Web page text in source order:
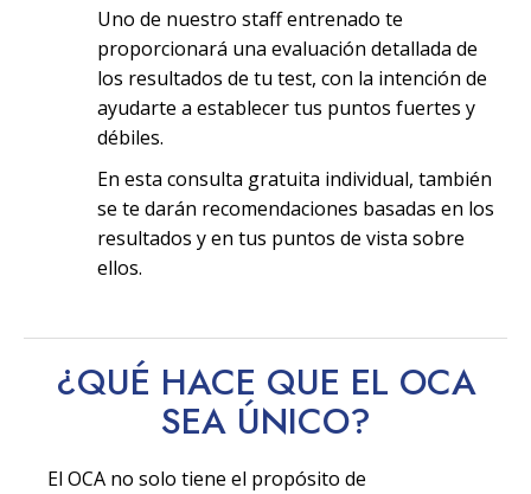
Uno de nuestro staff entrenado te
proporcionará una evaluación detallada de
los resultados de tu test, con la intención de
ayudarte a establecer tus puntos fuertes y
débiles.
En esta consulta gratuita individual, también
se te darán recomendaciones basadas en los
resultados y en tus puntos de vista sobre
ellos.
¿QUÉ HACE QUE EL OCA
SEA ÚNICO?
El OCA no solo tiene el propósito de